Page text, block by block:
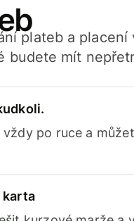
plateb a
budete mít
po ruce a
karta